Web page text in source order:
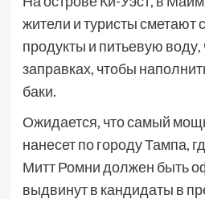
жители и туристы сметают
продукты и питьевую воду,
заправках, чтобы
баки.
Ожидается, что самый
нанесет по городу Тампа,
Митт Ромни должен быть
выдвинут в кандидаты в